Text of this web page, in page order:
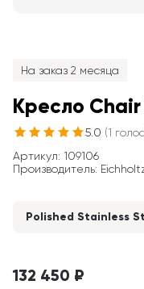
На заказ 2 месяца
Кресло
5.0 (1 голос
Артикул: 109106
Производитель:
Polished Stainless
132 450 ₽